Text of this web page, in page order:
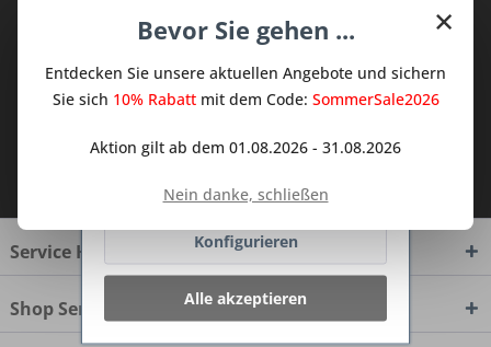
Sie keine Neuigkeit oder Aktion mehr aus
dem Traum Küchen - Shop.
Ich habe dieDatenschutzbestimmungen
zur Kenntnis genommen.
Service Hotline
Shop Service
×
Bevor Sie gehen ...
Entdecken Sie unsere aktuellen Angebote und sichern
Sie sich 10% Rabattmit dem Code: SommerSale2026
Aktion gilt ab dem 01.08.2026 - 31.08.2026
Nein danke, schließen
dienen oder die Interaktion mit
Netzwerken vereinfachen sollen,
werden nur mit Ihrer Zustimmung
Ablehnen
Konfigurieren
Alle akzeptieren